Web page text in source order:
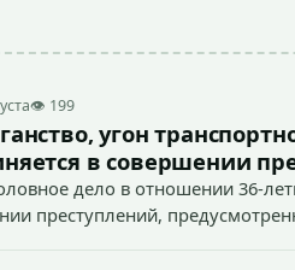
👁 199
угон
в совершении
дело в отношении 36-
преступлений,